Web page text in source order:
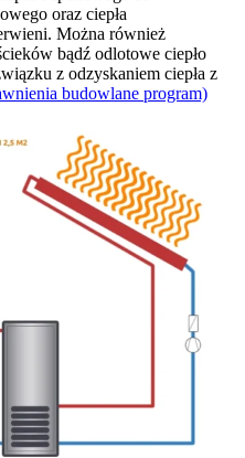
oraz ciepła
Można również
bądź odlotowe ciepło
z odzyskaniem ciepła z
budowlane program)